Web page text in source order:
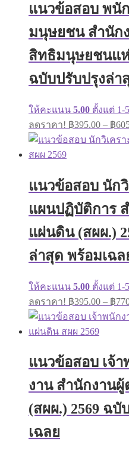
แนวข้อสอบ พนั
มนุษยชน สำนัก
สิทธิมนุษยชนแห่
ฉบับปรับปรุงล่า
ให้คะแนน 5.00 ตั้งแต่ 1-
ลดราคา! ฿395.00 – ฿
แนวข้อสอบ นัก
แผนปฏิบัติการ
แผ่นดิน (สผผ.)
ล่าสุด พร้อมเฉล
ให้คะแนน 5.00 ตั้งแต่ 1-
ลดราคา! ฿395.00 – ฿
แนวข้อสอบ เจ้
งาน สำนักงาน
(สผผ.) 2569 ฉ
เฉลย